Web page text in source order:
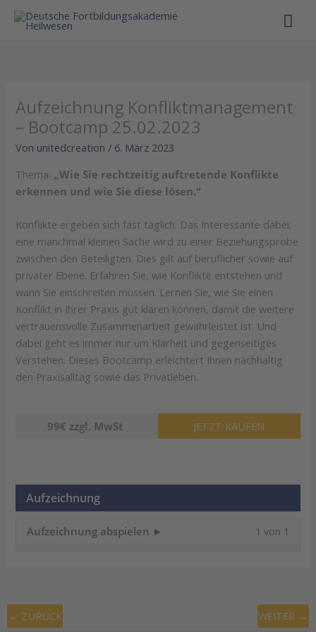
Aufzeichnung Konfliktmanagement
– Bootcamp 25.02.2023
Von unitedcreation/ 6. März 2023
Thema: „Wie Sie rechtzeitig auftretende Konflikte
erkennen und wie Sie diese lösen.“
Konflikte ergeben sich fast täglich. Das Interessante dabei:
eine manchmal kleinen Sache wird zu einer Beziehungsprobe
zwischen den Beteiligten. Dies gilt auf beruflicher sowie auf
privater Ebene. Erfahren Sie, wie Konflikte entstehen und
wann Sie einschreiten müssen. Lernen Sie, wie Sie einen
Konflikt in Ihrer Praxis gut klären können, damit die weitere
vertrauensvolle Zusammenarbeit gewährleistet ist. Und
dabei geht es immer nur um Klarheit und gegenseitiges
Verstehen. Dieses Bootcamp erleichtert Ihnen nachhaltig
den Praxisalltag sowie das Privatleben.
99€ zzgl. MwSt JETZT KAUFEN
Aufzeichnung
1 von 1
Aufzeichnung abspielen ►
Kurs
← ZURÜCK WEITER →